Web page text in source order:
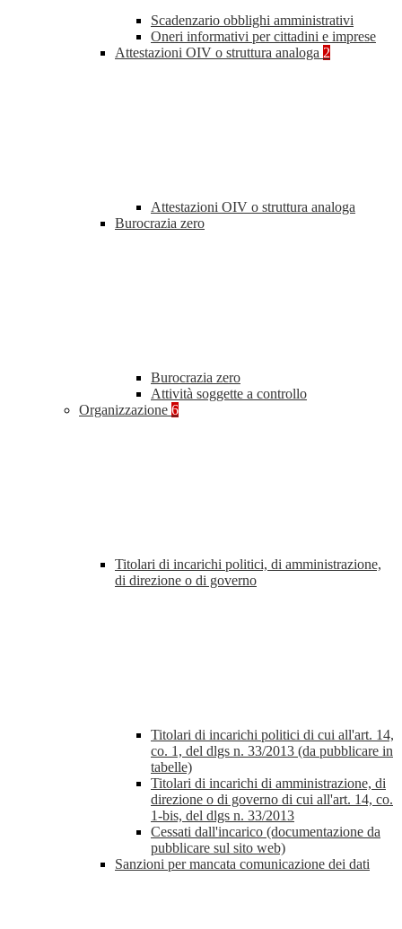
Scadenzario obblighi amministrativi
Oneri informativi per cittadini e imprese
Attestazioni OIV o struttura analoga 2
Attestazioni OIV o struttura analoga
Burocrazia zero
Burocrazia zero
Attività soggette a controllo
Organizzazione 6
Titolari di incarichi politici, di amministrazione,
di direzione o di governo
Titolari di incarichi politici di cui all'art. 14,
co. 1, del dlgs n. 33/2013 (da pubblicare in
tabelle)
Titolari di incarichi di amministrazione, di
direzione o di governo di cui all'art. 14, co.
1-bis, del dlgs n. 33/2013
Cessati dall'incarico (documentazione da
pubblicare sul sito web)
Sanzioni per mancata comunicazione dei dati